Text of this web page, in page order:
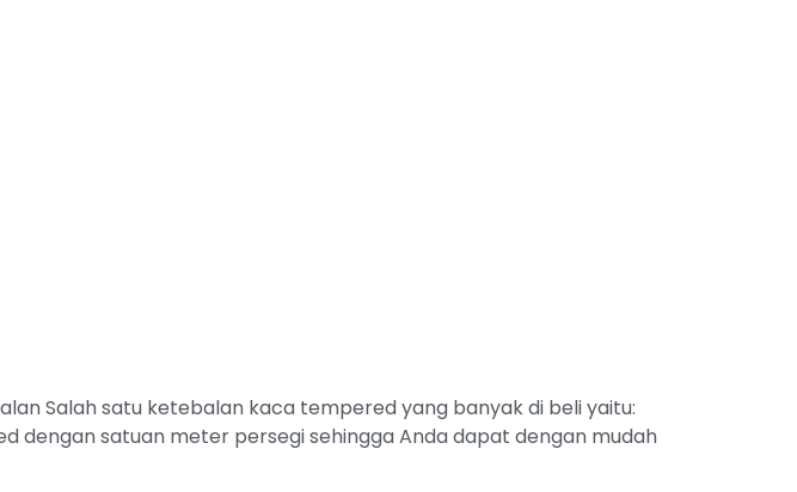
Salah satu ketebalan kaca tempered yang banyak di beli yaitu:
dengan satuan meter persegi sehingga Anda dapat dengan mudah